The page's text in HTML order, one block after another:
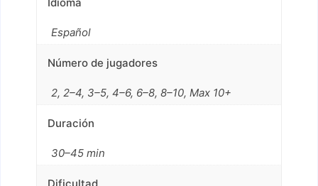
Idioma
Español
Número de jugadores
2, 2–4, 3–5, 4–6, 6–8, 8–10, Max 10+
Duración
30–45 min